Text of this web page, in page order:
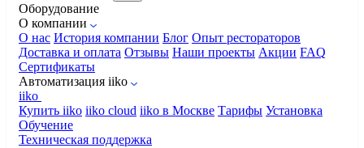
Оборудование
О компании
О нас История компании Блог Опыт рестораторов
Доставка и оплата Отзывы Наши проекты Акции FAQ
Сертификаты
Автоматизация iiko
iiko
Купить iiko iiko cloud iiko в Москве Тарифы Установка
Обучение
Техническая поддержка